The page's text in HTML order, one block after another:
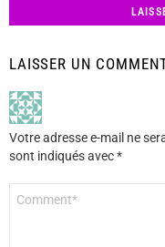
LAISSER UN
Votre adresse e-mail ne
sont indiqués avec*